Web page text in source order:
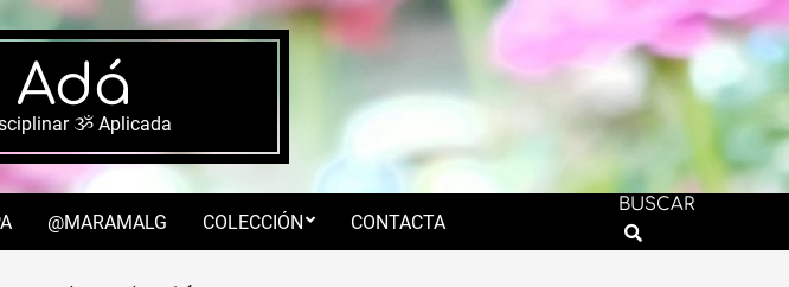
Adá
ૐ Aplicada
@MARAMALG COLECCIÓN CONTACTA
BUSCAR
Search